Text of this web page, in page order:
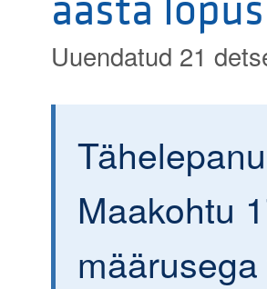
aasta
Uuendatud 21
Maakohtu